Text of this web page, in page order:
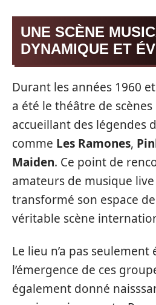
UNE SCÈNE
DYNAMIQUE ET
Durant les années 1960
a été le théâtre de
accueillant des légendes
comme Les Ramones,
Maiden. Ce point de
amateurs de musique live
transformé son espace
véritable scène
Le lieu n’a pas seulement
l’émergence de ces
également donné